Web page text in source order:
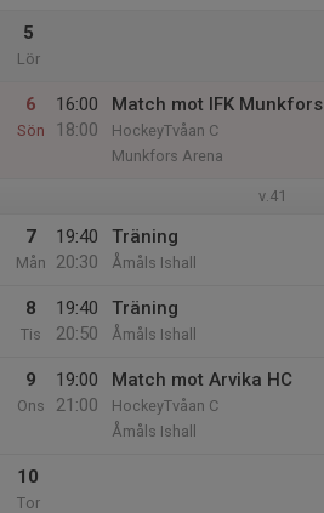
5
Lör
6
Sön
16:00
18:00
Match mot IFK Munkfors
HockeyTvåan C
Munkfors Arena
v.41
7
Mån
19:40
20:30
Träning
Åmåls Ishall
8
Tis
19:40
20:50
Träning
Åmåls Ishall
9
Ons
19:00
21:00
Match mot Arvika HC
HockeyTvåan C
Åmåls Ishall
10
Tor